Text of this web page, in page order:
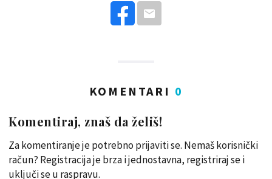
KOMENTARI 0
Komentiraj, znaš da želiš!
Za komentiranje je potrebno prijaviti se. Nemaš korisnički
račun? Registracija je brza i jednostavna, registriraj se i
uključi se u raspravu.